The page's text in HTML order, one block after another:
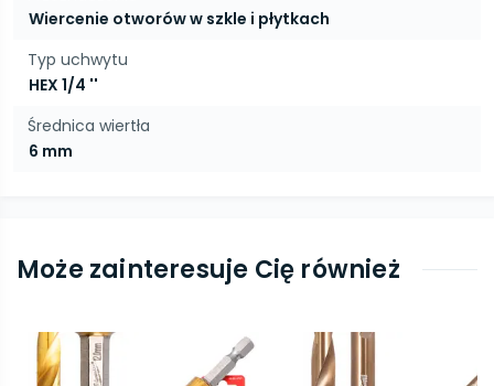
Wiercenie otworów w szkle i płytkach
Typ uchwytu
HEX 1/4 ''
Średnica wiertła
6 mm
Może zainteresuje Cię również